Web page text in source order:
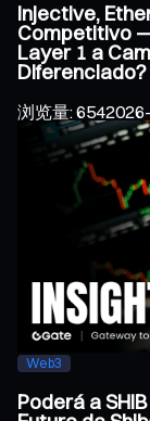
Injective,
Competitivo
Layer 1 a
Diferenciado?
浏览量:654
Web3
Poderá a